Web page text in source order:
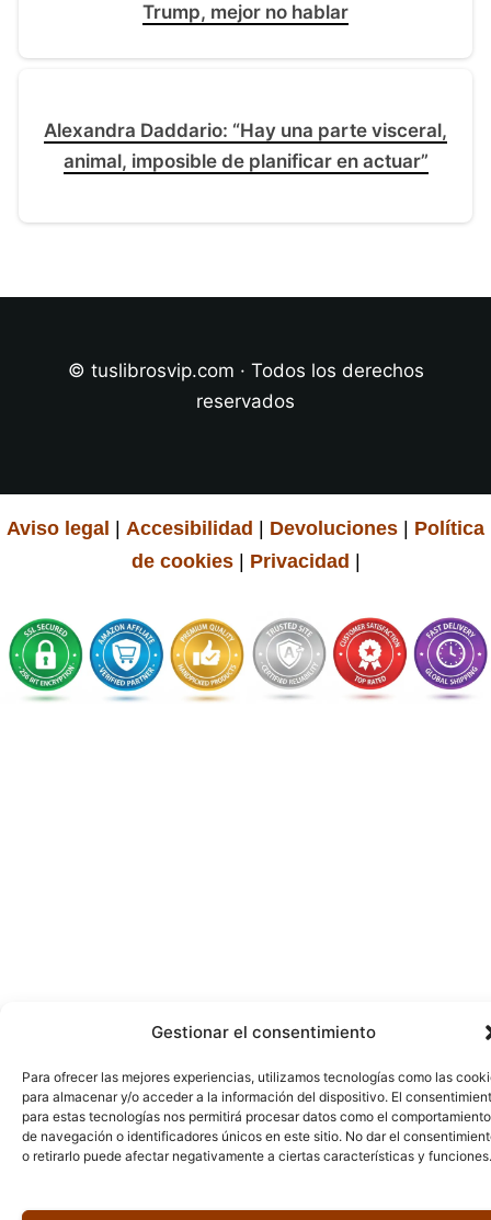
Gestionar el consentimiento
Para ofrecer las mejores experiencias, utilizamos tecnologías como las
para almacenar y/o acceder a la información del dispositivo. El
para estas tecnologías nos permitirá procesar datos como el comportamiento
de navegación o identificadores únicos en este sitio. No dar el
o retirarlo puede afectar negativamente a ciertas características y funciones.
Trump, mejor no hablar
Alexandra Daddario: “Hay una parte visceral,
animal, imposible de planificar en actuar”
© tuslibrosvip.com · Todos los derechos
reservados
Aviso legal | Accesibilidad | Devoluciones | Política
de cookies| Privacidad |